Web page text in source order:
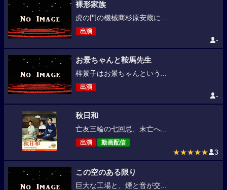
裸形家族
虎の門の機械商杉原安蔵に...
出演
-
お景ちゃんと鞍馬先生
梓景子はお景ちゃんという...
出演
-
秋日和
亡友三輪の七回忌、末亡へ...
出演 動画配信
★★★★★ 3
この空のある限り
巨大な工場と、煙と音が交...